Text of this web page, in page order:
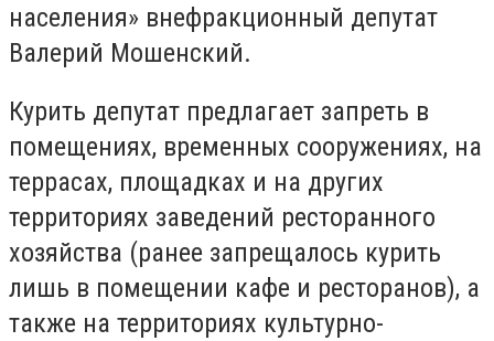
населения» внефракционный депутат
Валерий Мошенский.
Курить депутат предлагает запреть в
помещениях, временных сооружениях, на
террасах, площадках и на других
территориях заведений ресторанного
хозяйства (ранее запрещалось курить
лишь в помещении кафе и ресторанов), а
также на территориях культурно-